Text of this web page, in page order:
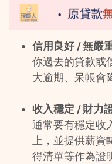
信用良好 / 無嚴
你過去的貸款或
大逾期、呆帳會
收入穩定 / 財力
通常要有穩定收
上，並提供薪資
得清單等作為證